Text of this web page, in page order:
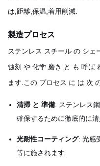
は,距離,保温,着用削減.
製造プロセス
ステンレス スチール の シェ
蚀刻 や 化学 磨き と も 呼ば
ます.この プロセス に は 次
清掃 と 準備: ステンレス
確保するために徹底的に清
光耐性コーティング: 光感
等に施されます.